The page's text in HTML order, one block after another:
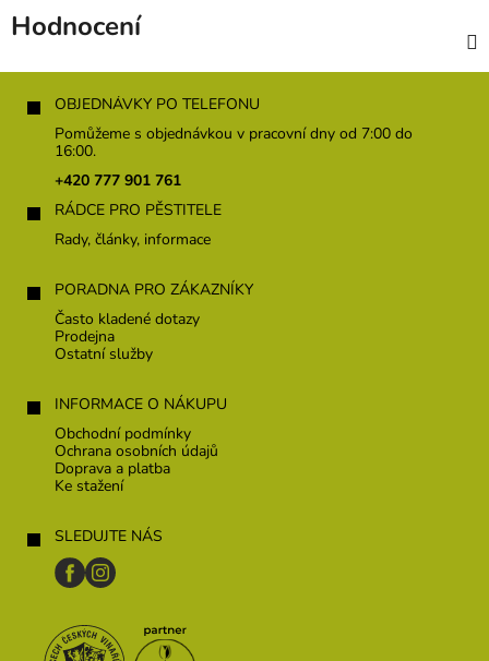
Hodnocení
Z
OBJEDNÁVKY PO TELEFONU
Pomůžeme s objednávkou v pracovní dny od 7:00 do
16:00.
+420 777 901 761
RÁDCE PRO PĚSTITELE
Rady, články, informace
PORADNA PRO ZÁKAZNÍKY
Často kladené dotazy
Prodejna
Ostatní služby
INFORMACE O NÁKUPU
Obchodní podmínky
Ochrana osobních údajů
Doprava a platba
Ke stažení
SLEDUJTE NÁS